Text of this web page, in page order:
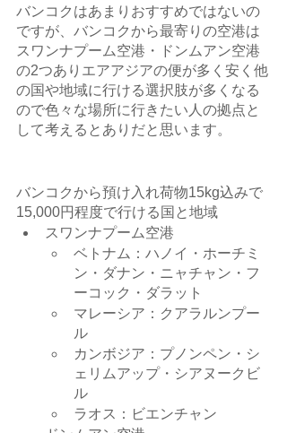
バンコクはあまりおすすめではないの
ですが、バンコクから最寄りの空港は
スワンナプーム空港・ドンムアン空港
の2つありエアアジアの便が多く安く他
の国や地域に行ける選択肢が多くなる
ので色々な場所に行きたい人の拠点と
して考えるとありだと思います。
バンコクから預け入れ荷物15kg込みで
15,000円程度で行ける国と地域
スワンナプーム空港
ベトナム：ハノイ・ホーチミ
ン・ダナン・ニャチャン・フ
ーコック・ダラット
マレーシア：クアラルンプー
ル
カンボジア：プノンペン・シ
ェリムアップ・シアヌークビ
ル
ラオス：ビエンチャン